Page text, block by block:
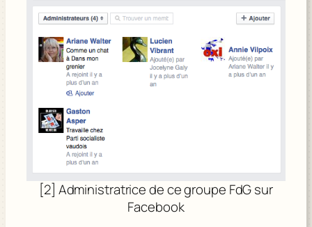
[2] Administratrice de ce groupe FdG sur
Facebook